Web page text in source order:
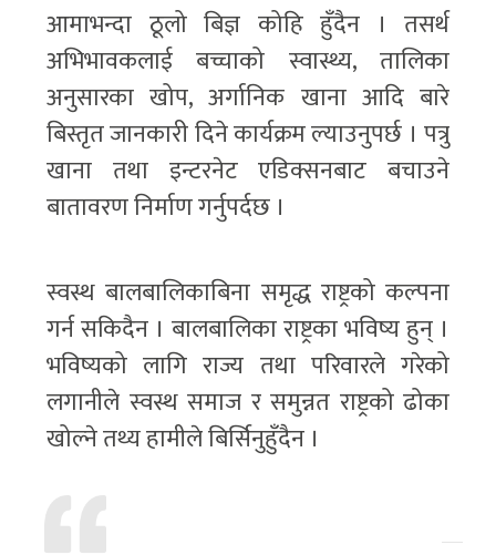
आमाभन्दा ठूलो बिज्ञ कोहि हुँदैन । तसर्थ
अभिभावकलाई बच्चाको स्वास्थ्य, तालिका
अनुसारका खोप, अर्गानिक खाना आदि बारे
बिस्तृत जानकारी दिने कार्यक्रम ल्याउनुपर्छ । पत्रु
खाना तथा इन्टरनेट एडिक्सनबाट बचाउने
बातावरण निर्माण गर्नुपर्दछ ।
स्वस्थ बालबालिकाबिना समृद्ध राष्ट्रको कल्पना
गर्न सकिदैन । बालबालिका राष्ट्रका भविष्य हुन् ।
भविष्यको लागि राज्य तथा परिवारले गरेको
लगानीले स्वस्थ समाज र समुन्नत राष्ट्रको ढोका
खोल्ने तथ्य हामीले बिर्सिनुहुँदैन ।